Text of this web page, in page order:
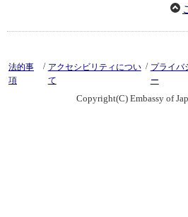
法的事
項
/ アクセシビリティについ
て
/ プライバ
ー
Copyright(C) Embassy of